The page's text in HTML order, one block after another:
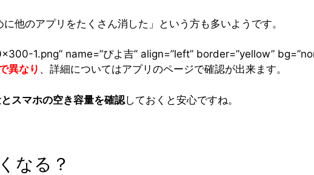
他のアプリをたくさん消した」という方も多いようです。
1.png” name=”ぴよ吉” align=”left” border=”yellow”
異なり 、詳細についてはアプリのページで確認が出来ます。
スマホの空き容量を確認しておくと安心ですね。
なる？